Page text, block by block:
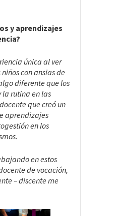
y aprendizajes
única al ver
con ansias de
diferente que los
rutina en las
que creó un
aprendizajes
en los
en estos
de vocación,
– discente me